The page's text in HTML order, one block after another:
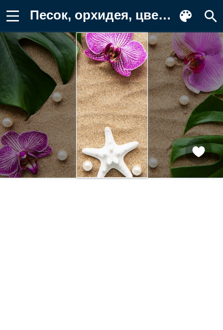
Песок, орхидея, цветы, листья, spa Картинка на телефон